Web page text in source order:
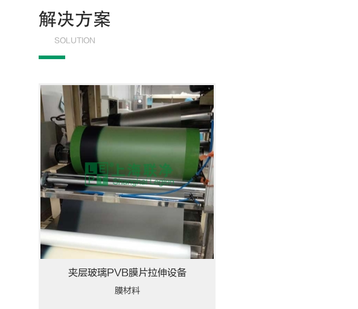
解决方案
SOLUTION
夹层玻璃PVB膜片拉伸设备
膜材料